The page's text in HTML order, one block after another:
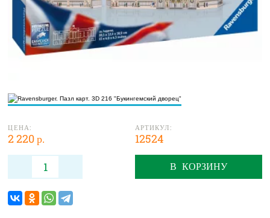
ЦЕНА:
2 220 р.
АРТИКУЛ:
12524
В КОРЗИНУ